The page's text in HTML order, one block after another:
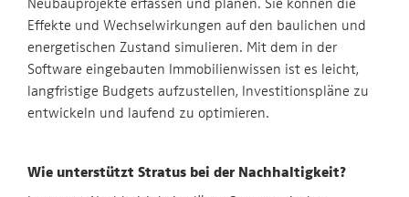
Effekte und Wechselwirkungen auf den baulichen und
energetischen Zustand simulieren. Mit dem in der
Software eingebauten Immobilienwissen ist es leicht,
langfristige Budgets aufzustellen, Investitionspläne zu
entwickeln und laufend zu optimieren.
Wie unterstützt Stratus bei der Nachhaltigkeit?